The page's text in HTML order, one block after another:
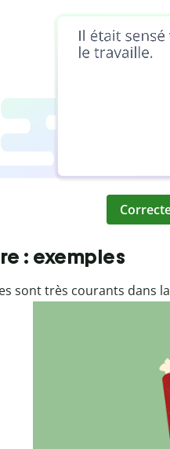
: exemples
sont très courants dans